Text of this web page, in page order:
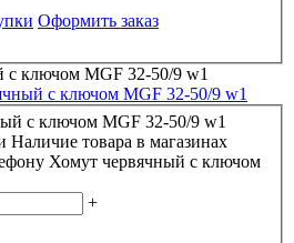
Оформить заказ
с ключом MGF 32-50/9 w1
Наличие товара в магазинах
Хомут червячный с ключом
+